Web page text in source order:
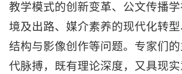
教学模式的创新变革、公文传播
境及出路、媒介素养的现代化转
结构与影像创作等问题。专家们
代脉搏，既有理论深度，又具现